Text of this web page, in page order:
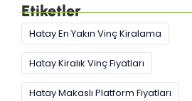
Etiketler
Hatay En Yakın Vinç Kiralama
Hatay Kiralık Vinç Fiyatları
Hatay Makaslı Platform Fiyatları